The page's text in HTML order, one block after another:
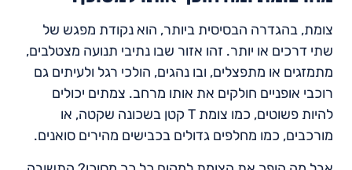
צומת, בהגדרה הבסיסית ביותר, הוא נקודת מפגש של
שתי דרכים או יותר. זהו אזור שבו נתיבי תנועה מצטלבים,
מתמזגים או מתפצלים, ובו נהגים, הולכי רגל ולעיתים גם
רוכבי אופניים חולקים את אותו מרחב. צמתים יכולים
להיות פשוטים, כמו צומת T קטן בשכונה שקטה, או
מורכבים, כמו מחלפים גדולים בכבישים מהירים סואנים.